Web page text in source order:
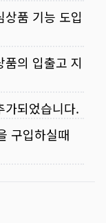
품 기능 도입
의 입출고 지
가되었습니다.
구입하실때